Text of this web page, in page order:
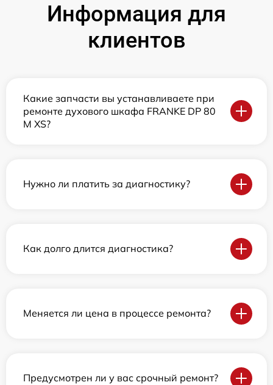
Информация для
клиентов
Какие запчасти вы устанавливаете при
ремонте духового шкафа FRANKE DP 80
M XS?
Нужно ли платить за диагностику?
Как долго длится диагностика?
Меняется ли цена в процессе ремонта?
Предусмотрен ли у вас срочный ремонт?